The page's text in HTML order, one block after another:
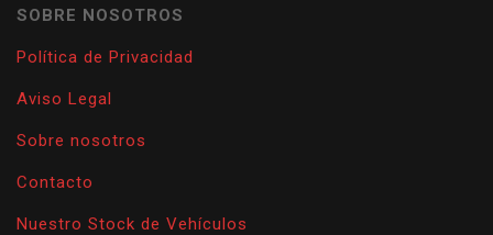
SOBRE NOSOTROS
Política de Privacidad
Aviso Legal
Sobre nosotros
Contacto
Nuestro Stock de Vehículos